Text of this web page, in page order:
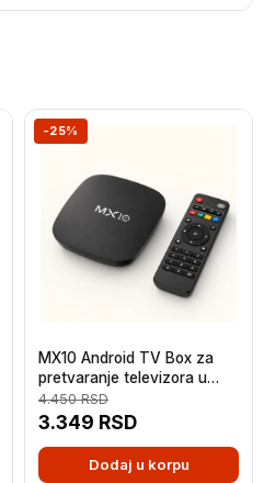
-25%
MX10 Android TV Box za
pretvaranje televizora u
Smart TV
3.349 RSD
4.450RSD
Dodaj u korpu